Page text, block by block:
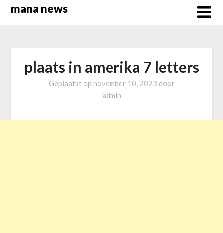
Overslaan
mana news
plaats in amerika 7 letters
Geplaatst op november 10, 2023 door
admin